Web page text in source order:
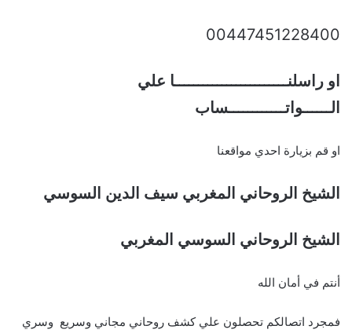
00447451228400
او راسلنــــــــــــــــــــــــا علي
الــــــواتــــــــــــساب
او قم بزيارة احدي مواقعنا
الشيخ الروحاني المغربي سيف الدين السوسي
الشيخ الروحاني السوسي المغربي
أنتم في أمان الله
فمجرد اتصالكم تحصلون علي كشف روحاني مجاني وسريع وسري